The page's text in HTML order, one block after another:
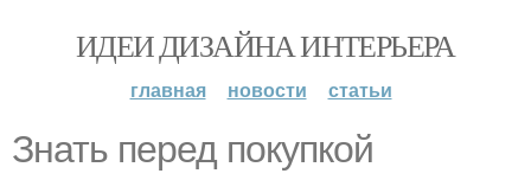
ИДЕИ ДИЗАЙНА ИНТЕРЬЕРА
главная новости статьи
Знать перед покупкой